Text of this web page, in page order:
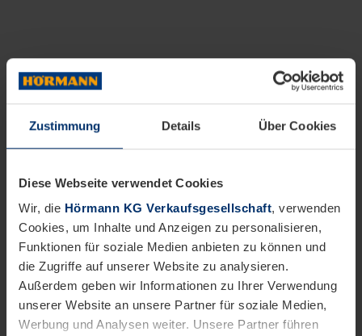
Zustimmung Details Über Cookies
Diese Webseite verwendet Cookies
Wir, die Hörmann KG Verkaufsgesellschaft, verwenden
Cookies, um Inhalte und Anzeigen zu personalisieren,
Funktionen für soziale Medien anbieten zu können und
die Zugriffe auf unserer Website zu analysieren.
Außerdem geben wir Informationen zu Ihrer Verwendung
unserer Website an unsere Partner für soziale Medien,
Werbung und Analysen weiter. Unsere Partner führen